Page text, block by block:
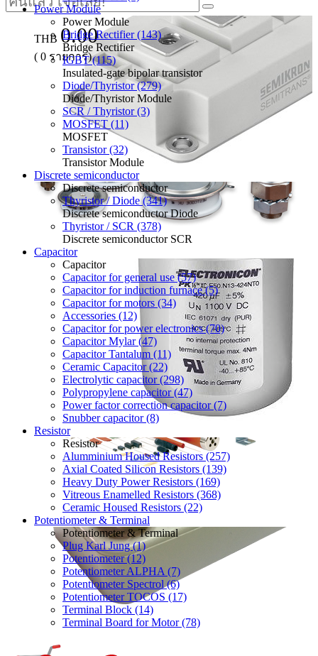
THB 0.00
( 0 รายการ)
Power Module
Power Module
Bridge Rectifier (143)
Bridge Rectifier
IGBT (115)
Insulated-gate bipolar transistor
Diode/Thyristor (279)
Diode/Thyristor Module
SCR / Thyristor (3)
MOSFET (11)
MOSFET
Transistor (32)
Transistor Module
Discrete semiconductor
Discrete semiconductor
Thyristor / Diode (341)
Discrete semiconductor Diode
Thyristor / SCR (378)
Discrete semiconductor SCR
Capacitor
Capacitor
Capacitor for general use (57)
Capacitor for induction furnace (5)
Capacitor for motors (34)
Accessories (12)
Capacitor for power electronics (70)
Capacitor Mylar (47)
Capacitor Tantalum (11)
Ceramic Capacitor (22)
Electrolytic capacitor (298)
Polypropylene capacitor (47)
Power factor correction capacitor (7)
Snubber capacitor (8)
Resistor
Resistor
Alumminium Housed Resistors (257)
Axial Coated Silicon Resistors (139)
Heavy Duty Power Resistors (169)
Vitreous Enamelled Resistors (368)
Ceramic Housed Resistors (22)
Potentiometer & Terminal
Potentiometer & Terminal
Plug Karl Jung (1)
Potentiometer (12)
Potentiometer ALPHA (7)
Potentiometer Spectrol (6)
Potentiometer TOCOS (17)
Terminal Block (14)
Terminal Board for Motor (78)